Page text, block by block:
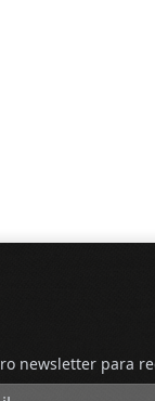
newsletter para
electrónico